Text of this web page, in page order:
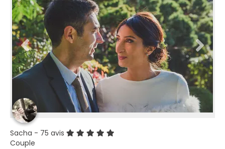
Sacha - 75 avis
Couple